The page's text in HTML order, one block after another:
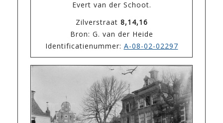
Evert van der Schoot.
Zilverstraat 8,14,16
Bron: G. van der Heide
Identificatienummer: A-08-02-02297